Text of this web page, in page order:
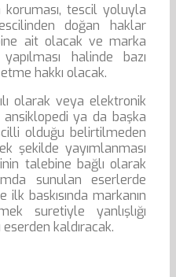
tescil yoluyla
doğan haklar
ait olacak ve marka
halinde bazı
hakkı olacak.
olarak veya elektronik
ya da başka
olduğu belirtilmeden
şekilde yayımlanması
talebine bağlı olarak
sunulan eserlerde
ilk baskısında markanın
suretiyle yanlışlığı
kaldıracak.